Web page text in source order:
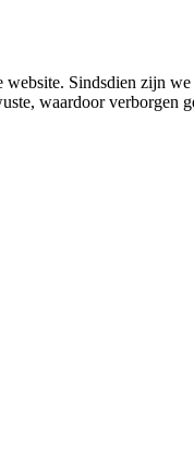
Sindsdien zijn
waardoor verborgen